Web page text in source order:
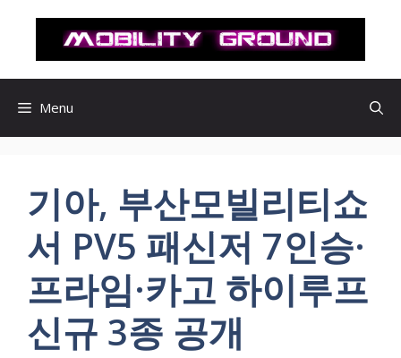
로
Menu
기아, 부산모빌리티쇼
서 PV5 패신저 7인승·
프라임·카고 하이루프
신규 3종 공개